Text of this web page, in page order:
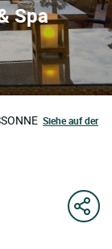
Spa
Siehe auf der